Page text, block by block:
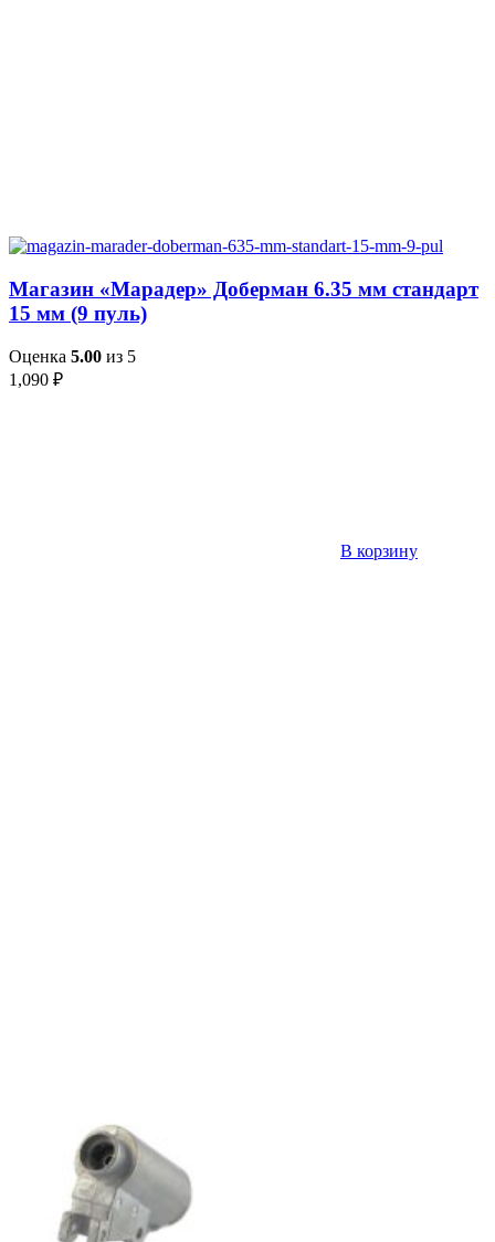
Магазин «Марадер» Доберман 6.35 мм стандарт
15 мм (9 пуль)
Оценка 5.00 из 5
1,090 ₽
В корзину